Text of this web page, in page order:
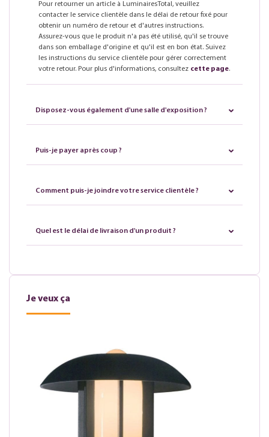
Pour retourner un article à LuminairesTotal, veuillez
contacter le service clientèle dans le délai de retour fixé pour
obtenir un numéro de retour et d'autres instructions.
Assurez-vous que le produit n'a pas été utilisé, qu'il se trouve
dans son emballage d'origine et qu'il est en bon état. Suivez
les instructions du service clientèle pour gérer correctement
votre retour. Pour plus d'informations, consultez cette page.
Disposez-vous également d'une salle d'exposition ?
Puis-je payer après coup ?
Comment puis-je joindre votre service clientèle ?
Quel est le délai de livraison d'un produit ?
Je veux ça